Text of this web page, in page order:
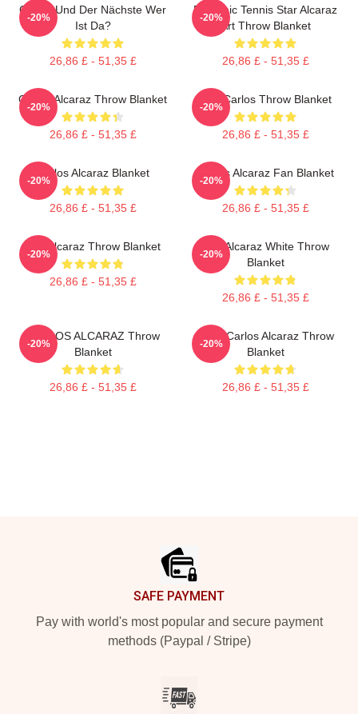
Carlos Und Der Nächste Wer
Ist Da?
26,86 £ - 51,35 £
-20%
Dynamic Tennis Star Alcaraz
Art Throw Blanket
26,86 £ - 51,35 £
-20%
Carlos Alcaraz Throw Blanket
26,86 £ - 51,35 £
-20%
The Carlos Throw Blanket
26,86 £ - 51,35 £
-20%
Carlos Alcaraz Blanket
26,86 £ - 51,35 £
-20%
Carlos Alcaraz Fan Blanket
26,86 £ - 51,35 £
-20%
The Alcaraz Throw Blanket
26,86 £ - 51,35 £
-20%
The Alcaraz White Throw
Blanket
26,86 £ - 51,35 £
-20%
CARLOS ALCARAZ Throw
Blanket
26,86 £ - 51,35 £
-20%
Tenis Carlos Alcaraz Throw
Blanket
26,86 £ - 51,35 £
-20%
SAFE PAYMENT
Pay with world's most popular and secure payment
methods (Paypal / Stripe)